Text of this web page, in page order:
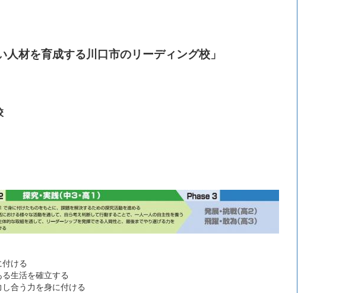
材を育成する川口市のリーディング校」
ける
生活を確立する
合う力を身に付ける